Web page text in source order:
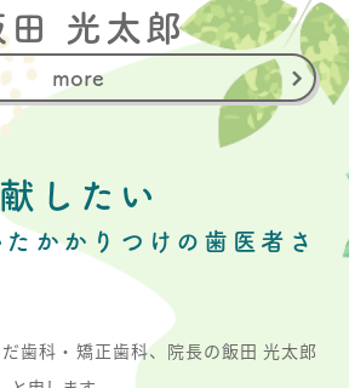
したい
かかりつけの歯医者さ
歯科・矯正歯科、院長の飯田 光太郎
田 光太郎
more